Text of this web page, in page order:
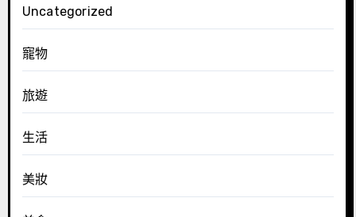
Uncategorized
寵物
旅遊
生活
美妝